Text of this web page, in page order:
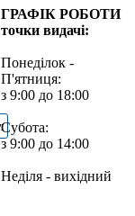
ГРАФІК РОБОТИ
точки видачі:
Понеділок -
П'ятниця:
з 9:00 до 18:00
Субота:
з 9:00 до 14:00
Неділя - вихідний